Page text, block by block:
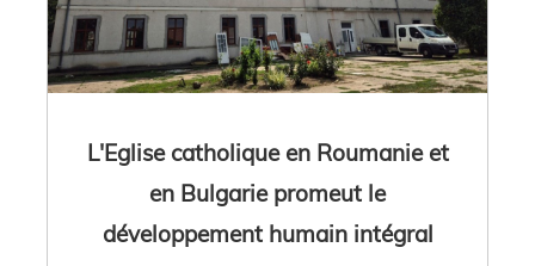
L'Eglise catholique en Roumanie et
en Bulgarie promeut le
développement humain intégral